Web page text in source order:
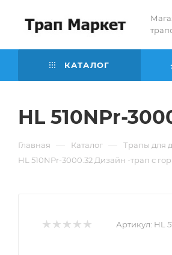
КАТАЛОГ
HL 510NPr-
Главная — Каталог — Трапы для
HL 510NPr-3000.32 Дизайн -трап с
Артикул: HL